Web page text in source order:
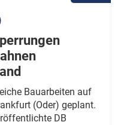
Bauarbeiten auf
(Oder) geplant.
DB